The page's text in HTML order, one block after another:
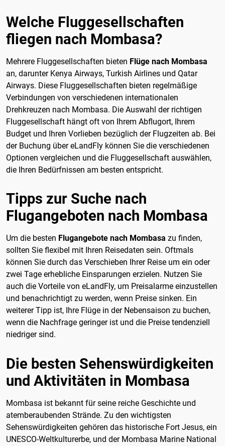
Welche Fluggesellschaften
fliegen nach Mombasa?
Mehrere Fluggesellschaften bieten Flüge nach Mombasa
an, darunter Kenya Airways, Turkish Airlines und Qatar
Airways. Diese Fluggesellschaften bieten regelmäßige
Verbindungen von verschiedenen internationalen
Drehkreuzen nach Mombasa. Die Auswahl der richtigen
Fluggesellschaft hängt oft von Ihrem Abflugort, Ihrem
Budget und Ihren Vorlieben bezüglich der Flugzeiten ab. Bei
der Buchung über eLandFly können Sie die verschiedenen
Optionen vergleichen und die Fluggesellschaft auswählen,
die Ihren Bedürfnissen am besten entspricht.
Tipps zur Suche nach
Flugangeboten nach Mombasa
Um die besten Flugangebote nach Mombasa zu finden,
sollten Sie flexibel mit Ihren Reisedaten sein. Oftmals
können Sie durch das Verschieben Ihrer Reise um ein oder
zwei Tage erhebliche Einsparungen erzielen. Nutzen Sie
auch die Vorteile von eLandFly, um Preisalarme einzustellen
und benachrichtigt zu werden, wenn Preise sinken. Ein
weiterer Tipp ist, Ihre Flüge in der Nebensaison zu buchen,
wenn die Nachfrage geringer ist und die Preise tendenziell
niedriger sind.
Die besten Sehenswürdigkeiten
und Aktivitäten in Mombasa
Mombasa ist bekannt für seine reiche Geschichte und
atemberaubenden Strände. Zu den wichtigsten
Sehenswürdigkeiten gehören das historische Fort Jesus, ein
UNESCO-Weltkulturerbe, und der Mombasa Marine National